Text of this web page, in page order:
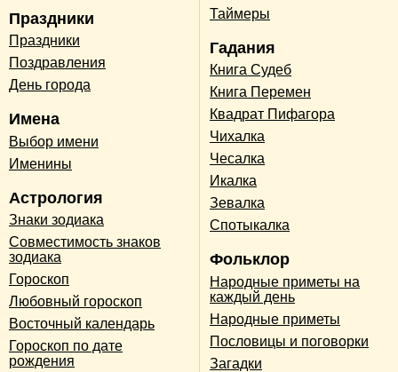
Праздники
Праздники
Поздравления
День города
Имена
Выбор имени
Именины
Астрология
Знаки зодиака
Совместимость знаков
зодиака
Гороскоп
Любовный гороскоп
Восточный календарь
Гороскоп по дате
рождения
Таймеры
Гадания
Книга Судеб
Книга Перемен
Квадрат Пифагора
Чихалка
Чесалка
Икалка
Зевалка
Спотыкалка
Фольклор
Народные приметы на
каждый день
Народные приметы
Пословицы и поговорки
Загадки